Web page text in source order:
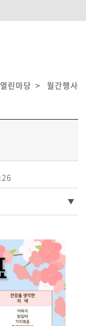
열린마당 월간행사